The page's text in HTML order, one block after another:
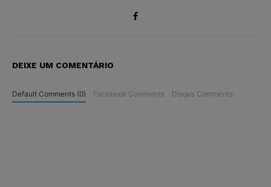
DEIXE UM COMENTÁRIO
Default Comments (0) Facebook Comments Disqus Comments